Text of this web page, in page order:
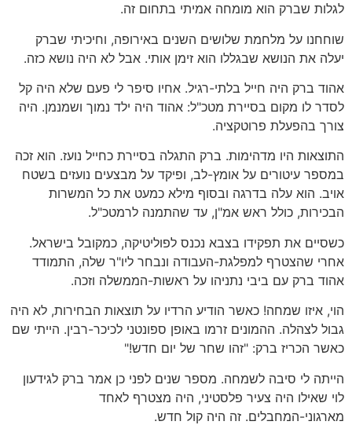
לגלות שברק הוא מומחה אמיתי בתחום זה.
שוחחנו על מלחמת שלושים השנים באירופה, וחיכיתי שברק
יעלה את הנושא שבגללו הוא זימן אותי. אבל לא היה נושא כזה.
אהוד ברק היה חייל בלתי-רגיל. אחיו סיפר לי פעם שלא היה קל
לסדר לו מקום בסיירת מטכ"ל: אהוד היה ילד נמוך ושמנמן. היה
צורך בהפעלת פרוטקציה.
התוצאות היו מדהימות. ברק התגלה בסיירת כחייל נועז. הוא זכה
במספר עיטורים על אומץ-לב, ופיקד על מבצעים נועזים בשטח
אויב. הוא עלה בדרגה ובסוף מילא כמעט את כל המשרות
הבכירות, כולל ראש אמ"ן, עד שהתמנה לרמטכ"ל.
כשסיים את תפקידו בצבא נכנס לפוליטיקה, כמקובל בישראל.
אחרי שהצטרף למפלגת-העבודה ונבחר ליו"ר שלה, התמודד
אהוד ברק עם ביבי נתניהו על ראשות-הממשלה וזכה.
הוי, איזו שמחה! כאשר הודיע הרדיו על תוצאות הבחירות, לא היה
גבול לצהלה. ההמונים זרמו באופן ספונטני לכיכר-רבין. הייתי שם
כאשר הכריז ברק: "זהו שחר של יום חדש!"
הייתה לי סיבה לשמחה. מספר שנים לפני כן אמר ברק לגידעון
לוי שאילו היה צעיר פלסטיני, היה מצטרף לאחד
מארגוני-המחבלים. זה היה קול חדש.